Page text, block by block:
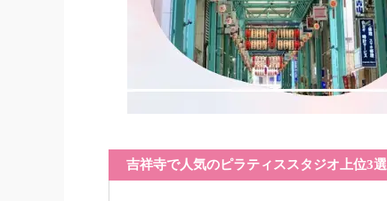
吉祥寺で人気のピラティススタジオ上位3選